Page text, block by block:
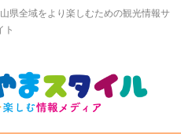
県全域をより楽しむための観光情報サ
ト